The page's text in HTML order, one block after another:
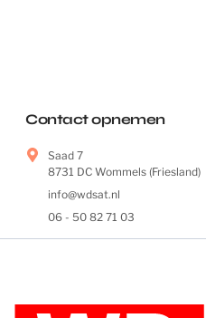
Contact opnemen
Saad 7
8731 DC Wommels (Friesland)
info@wdsat.nl
06 - 50 82 71 03